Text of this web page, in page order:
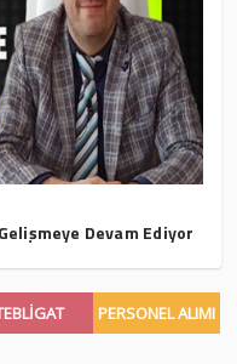
Devam Ediyor